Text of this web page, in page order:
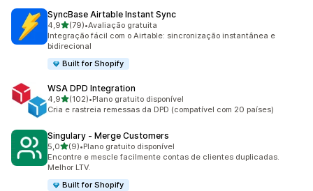
SyncBase Airtable Instant Sync
4,9de 5 estrelas
(79)
79 avaliações ao todo
•Avaliação gratuita
Integração fácil com o Airtable: sincronização instantânea e
bidirecional
Built for Shopify
WSA DPD Integration
4,9de 5 estrelas
(102)
102 avaliações ao todo
•Plano gratuito disponível
Cria e rastreia remessas da DPD (compatível com 20 países)
Singulary ‑ Merge Customers
5,0de 5 estrelas
(9)
9 avaliações ao todo
•Plano gratuito disponível
Encontre e mescle facilmente contas de clientes duplicadas.
Melhor LTV.
Built for Shopify